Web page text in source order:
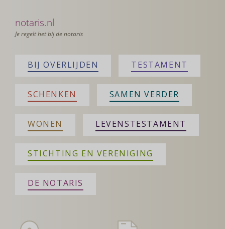
notaris.nl
Je regelt het bij de notaris
BIJ OVERLIJDEN TESTAMENT
SCHENKEN SAMEN VERDER
WONEN LEVENSTESTAMENT
STICHTING EN VERENIGING
DE NOTARIS